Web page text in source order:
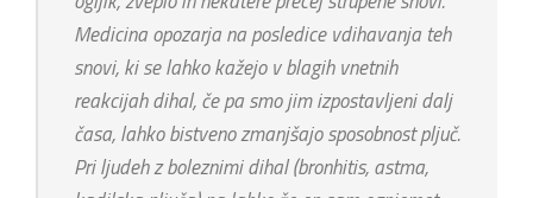
Medicina opozarja na posledice vdihavanja teh
snovi, ki se lahko kažejo v blagih vnetnih
reakcijah dihal, če pa smo jim izpostavljeni dalj
časa, lahko bistveno zmanjšajo sposobnost pljuč.
Pri ljudeh z boleznimi dihal (bronhitis, astma,